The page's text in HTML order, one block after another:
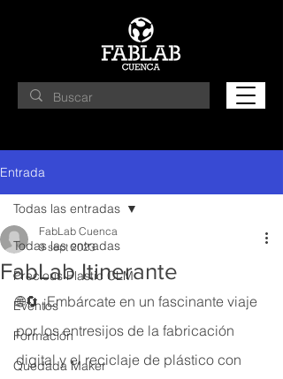
Entrada
Todas las entradas
Precious Plastic CLM
Eventos
Formación
Quedada Maker
Todas las entradas
FabLab Itinerante
FabLab Cuenca
9 sept 2023
🌐🔄 ¡Embárcate en un fascinante viaje
por los entresijos de la fabricación
digital y el reciclaje de plástico con